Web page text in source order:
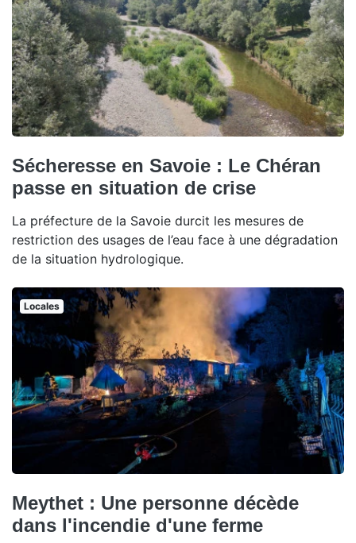
Sécheresse en Savoie : Le Chéran
passe en situation de crise
La préfecture de la Savoie durcit les mesures de
restriction des usages de l’eau face à une dégradation
de la situation hydrologique.
Locales
Meythet : Une personne décède
dans l'incendie d'une ferme